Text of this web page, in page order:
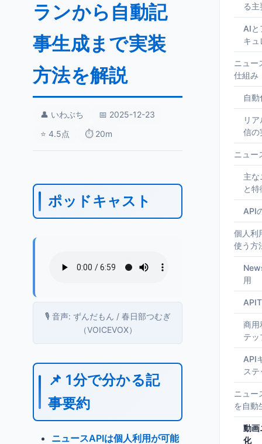
ランから自動記
事生成まで実装
方法を解説
👤 いわぶち
📅 2025-12-23
⭐ 4.5点
⏱️ 20m
ポッドキャスト
🎙️ 音声: ずんだもん / 春日部つむぎ
（VOICEVOX）
📌 1分で分かる記
事要約
ニュースAPIは個人利用が可能
る
AIと
キュ
ニュー
仕組み
自
リ
信の
ニュー
主な
と特
API
個人利
使う方
用
商用
テッ
API
ス
ニュー
を自動
動画
化